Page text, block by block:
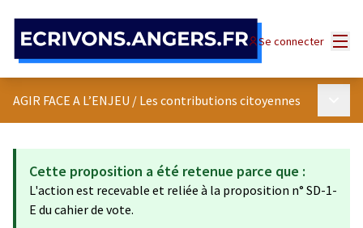
Se connecter
AGIR FACE A L’ENJEU / Les contributions citoyennes
Cette proposition a été retenue parce que :
L'action est recevable et reliée à la proposition n° SD-1-
E du cahier de vote.